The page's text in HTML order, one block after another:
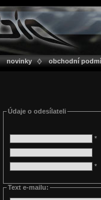
novinky obchodní
Údaje o odesílateli
*
*
Text e-mailu: